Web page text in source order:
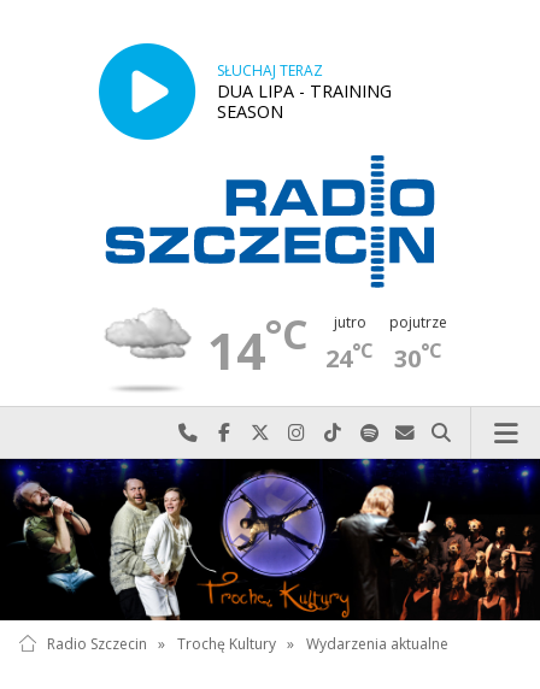
SŁUCHAJ TERAZ
DUA LIPA - TRAINING
SEASON
14°C jutro
24°C
pojutrze
30°C
Najlepiej po prostu do nas zadzwoń
Odwiedź nas na Facebook-u
Odwiedź nas na X
Odwiedź nas na Instagram-ie
Odwiedź nas na TikTok-u
Szukaj nas na Spotify
Wyślij do nas
Szukaj
Radio Szczecin » Trochę Kultury » Wydarzenia aktualne